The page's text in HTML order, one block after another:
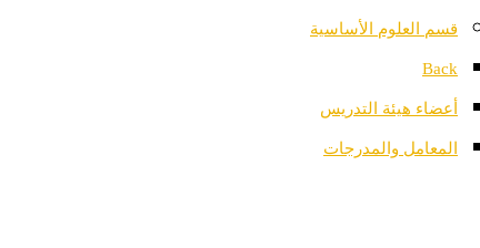
قسم العلوم الأساسية
Back
أعضاء هيئة التدريس
المعامل والمدرجات